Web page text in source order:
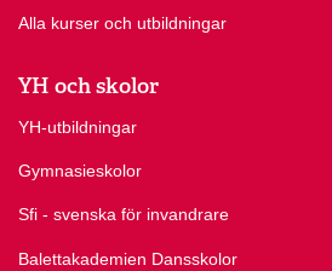
Alla kurser och utbildningar
YH och skolor
YH-utbildningar
Gymnasieskolor
Sfi - svenska för invandrare
Balettakademien Dansskolor